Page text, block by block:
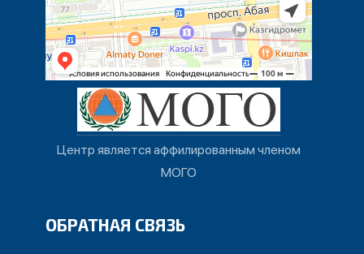
Центр является аффилированным членом
МОГО
ОБРАТНАЯ СВЯЗЬ